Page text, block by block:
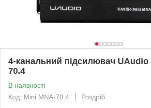
4-канальний підсилювач UAudio
70.4
В наявності
Код: Mini MNA-70.4
Роздріб